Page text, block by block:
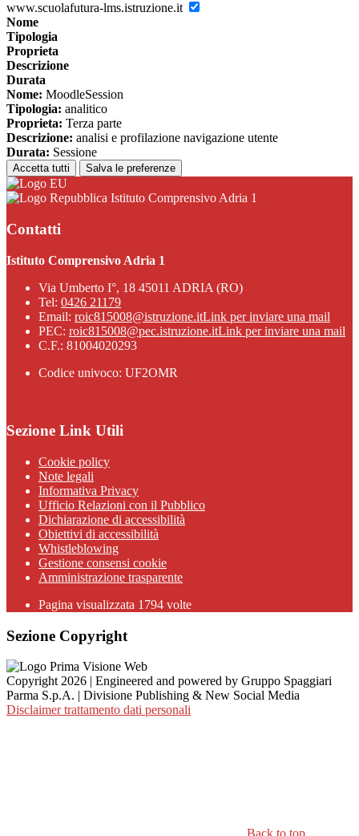
www.scuolafutura-lms.istruzione.it
Nome
Tipologia
Proprieta
Descrizione
Durata
Nome: MoodleSession
Tipologia: analitico
Proprieta: Terza parte
Descrizione: analisi e profilazione navigazione utente
Durata: Sessione
Accetta tutti Salva le preferenze
Istituto Comprensivo Adria 1
Contatti
Istituto Comprensivo Adria 1
Via Umberto I°, 18 45011 ADRIA (RO)
Tel: 0426 21179
Email: roic815008@istruzione.itLink per inviare una mail
PEC: roic815008@pec.istruzione.itLink per inviare una mail
C.F.: 81004020293
Codice univoco: UF2OMR
Sezione Link Utili
Cookie policy
Note legali
Informativa Privacy
Ufficio Relazioni con il Pubblico
Dichiarazione di accessibilità
Obiettivi di accessibilità
Whistleblowing
Gestione consensi cookie
Amministrazione trasparente
Pagina visualizzata 1794 volte
Sezione Copyright
Copyright 2026 | Engineered and powered by Gruppo Spaggiari
Parma S.p.A. | Divisione Publishing & New Social Media
Disclaimer trattamento dati personali